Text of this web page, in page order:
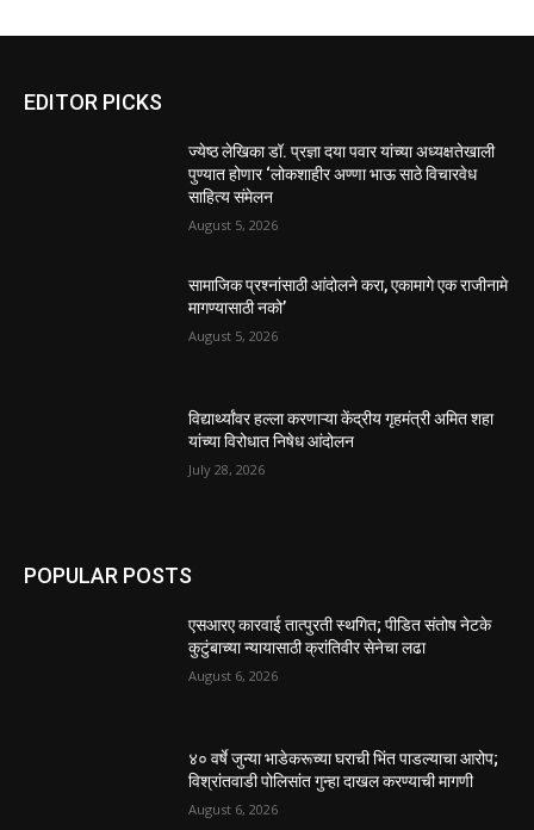
EDITOR PICKS
ज्येष्ठ लेखिका डॉ. प्रज्ञा दया पवार यांच्या अध्यक्षतेखाली
पुण्यात होणार ‘लोकशाहीर अण्णा भाऊ साठे विचारवेध
साहित्य संमेलन
August 5, 2026
सामाजिक प्रश्नांसाठी आंदोलने करा, एकामागे एक राजीनामे
मागण्यासाठी नको’
August 5, 2026
विद्यार्थ्यांवर हल्ला करणाऱ्या केंद्रीय गृहमंत्री अमित शहा
यांच्या विरोधात निषेध आंदोलन
July 28, 2026
POPULAR POSTS
एसआरए कारवाई तात्पुरती स्थगित; पीडित संतोष नेटके
कुटुंबाच्या न्यायासाठी क्रांतिवीर सेनेचा लढा
August 6, 2026
४० वर्षे जुन्या भाडेकरूच्या घराची भिंत पाडल्याचा आरोप;
विश्रांतवाडी पोलिसांत गुन्हा दाखल करण्याची मागणी
August 6, 2026